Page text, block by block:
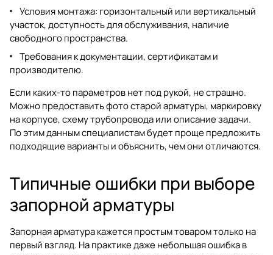
Условия монтажа: горизонтальный или вертикальный
участок, доступность для обслуживания, наличие
свободного пространства.
Требования к документации, сертификатам и
производителю.
Если каких-то параметров нет под рукой, не страшно.
Можно предоставить фото старой арматуры, маркировку
на корпусе, схему трубопровода или описание задачи.
По этим данным специалистам будет проще предложить
подходящие варианты и объяснить, чем они отличаются.
Типичные ошибки при выборе
запорной арматуры
Запорная арматура кажется простым товаром только на
первый взгляд. На практике даже небольшая ошибка в